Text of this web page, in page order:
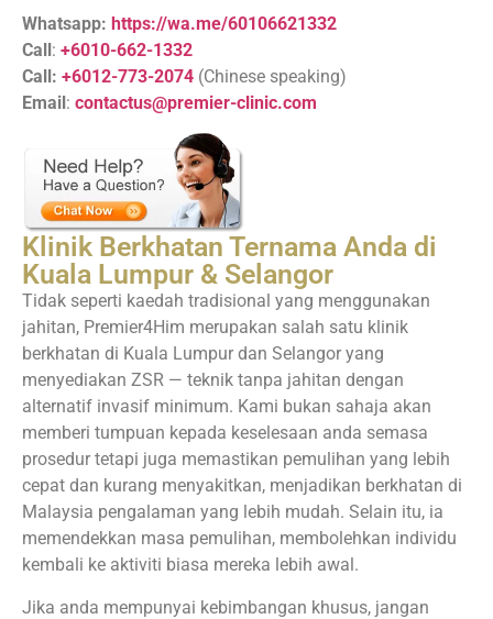
Whatsapp: https://wa.me/60106621332
Call : +6010-662-1332
Call: +6012-773-2074 (Chinese speaking)
Email : contactus@premier-clinic.com
Klinik Berkhatan Ternama Anda di
Kuala Lumpur & Selangor
Tidak seperti kaedah tradisional yang menggunakan
jahitan, Premier4Him merupakan salah satu klinik
berkhatan di Kuala Lumpur dan Selangor yang
menyediakan ZSR — teknik tanpa jahitan dengan
alternatif invasif minimum. Kami bukan sahaja akan
memberi tumpuan kepada keselesaan anda semasa
prosedur tetapi juga memastikan pemulihan yang lebih
cepat dan kurang menyakitkan, menjadikan berkhatan di
Malaysia pengalaman yang lebih mudah. Selain itu, ia
memendekkan masa pemulihan, membolehkan individu
kembali ke aktiviti biasa mereka lebih awal.
Jika anda mempunyai kebimbangan khusus, jangan